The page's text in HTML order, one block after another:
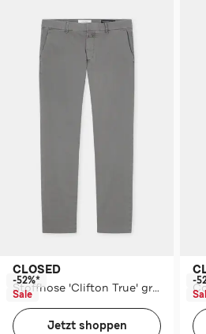
CLOSED
Stoffhose 'Clifton True' grau
-52%*
Sale
Jetzt shoppen
-